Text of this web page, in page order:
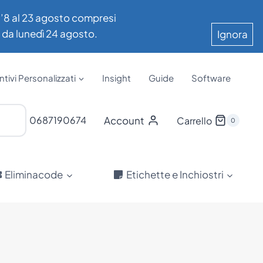
al 23 agosto compresi
lunedì 24 agosto.
Ignora
Personalizzati Insight Guide Software
0687190674 Account Carrello 0
Eliminacode Etichette e Inchiostri